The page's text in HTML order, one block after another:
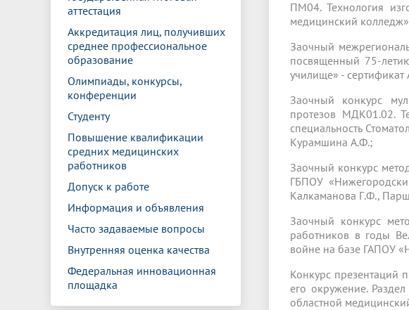
аттестация
Аккредитация лиц, получивших
среднее профессиональное
образование
Олимпиады, конкурсы,
конференции
Студенту
Повышение квалификации
средних медицинских
работников
Допуск к работе
Информация и объявления
Часто задаваемые вопросы
Внутренняя оценка качества
Федеральная инновационная
площадка
ПМ04. Технология
медицинский
Заочный
посвященный 75-
училище» -
Заочный конкурс
протезов МДК01.02.
специальность
Курамшина А.Ф.;
Заочный конкурс
ГБПОУ
Калкаманова Г.Ф.,
Заочный конкурс
работников в годы
войне на базе ГАПОУ
Конкурс
его окружение.
областной